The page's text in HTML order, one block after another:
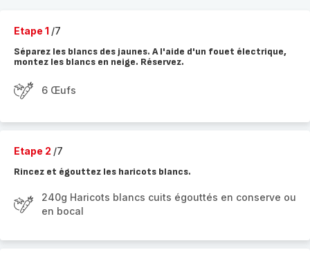
Etape 1 /7
Séparez les blancs des jaunes. A l'aide d'un fouet électrique,
montez les blancs en neige. Réservez.
6 Œufs
Etape 2 /7
Rincez et égouttez les haricots blancs.
240g Haricots blancs cuits égouttés en conserve ou
en bocal